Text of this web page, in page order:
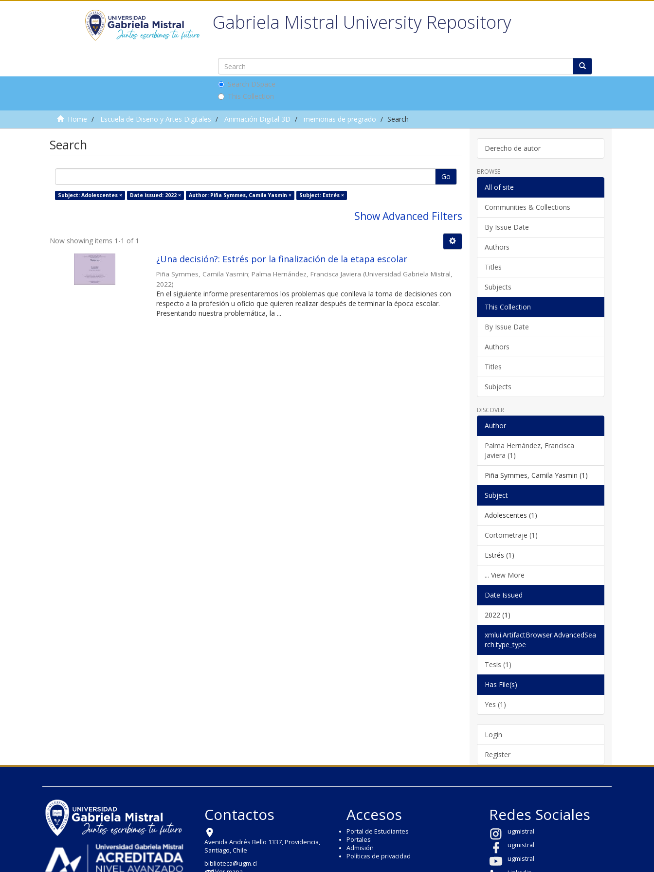
Gabriela Mistral University Repository
Search DSpace
This Collection
Home Escuela de Diseño y Artes Digitales Animación Digital 3D memorias de pregrado Search
Search
Go
Subject: Adolescentes × Date issued: 2022 × Author: Piña Symmes, Camila Yasmin × Subject: Estrés ×
Show Advanced Filters
Now showing items 1-1 of 1
¿Una decisión?: Estrés por la finalización de la etapa escolar
Piña Symmes, Camila Yasmin; Palma Hernández, Francisca Javiera (Universidad Gabriela Mistral
2022)
En el siguiente informe presentaremos los problemas que conlleva la toma de decisiones con
respecto a la profesión u oficio que quieren realizar después de terminar la época escolar.
Presentando nuestra problemática, la ...
Derecho de autor
BROWSE
All of site
Communities & Collections
By Issue Date
Authors
Titles
Subjects
This Collection
By Issue Date
Authors
Titles
Subjects
DISCOVER
Author
Palma Hernández, Francisca
Javiera (1)
Piña Symmes, Camila Yasmin (1)
Subject
Adolescentes (1)
Cortometraje (1)
Estrés (1)
... View More
Date Issued
2022 (1)
xmlui.ArtifactBrowser.AdvancedSea
rch.type_type
Tesis (1)
Has File(s)
Yes (1)
Login
Register
Contactos
Avenida Andrés Bello 1337, Providencia,
Santiago, Chile
biblioteca@ugm.cl
Accesos
Portal de Estudiantes
Portales
Admisión
Políticas de privacidad
Redes Sociales
ugmistral
ugmistral
ugmistral